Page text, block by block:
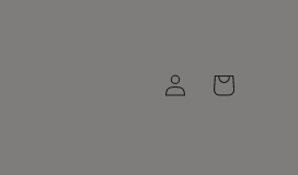
グ
イ
ー